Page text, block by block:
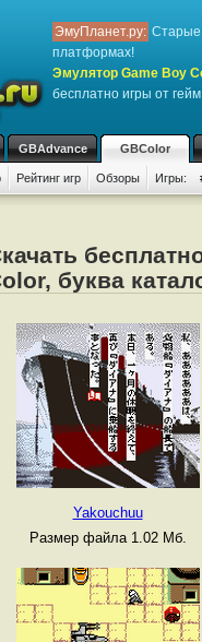
ЭмуПланет.ру: Старые
платформах!
Эмулятор Game Boy
бесплатно игры от
GBAdvance GBColor
Рейтинг игр Обзоры Игры:
буква
Yakouchuu
Размер файла 1.02 Мб.